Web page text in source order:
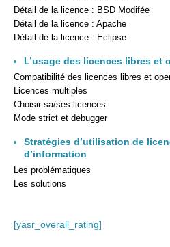
Détail de la licence : BSD Modifée
Détail de la licence : Apache
Détail de la licence : Eclipse
L’usage des licences libres et
Compatibilité des licences libres et
Licences multiples
Choisir sa/ses licences
Mode strict et debugger
Stratégies d’utilisation de
d’information
Les problématiques
Les solutions
[yasr_overall_rating]